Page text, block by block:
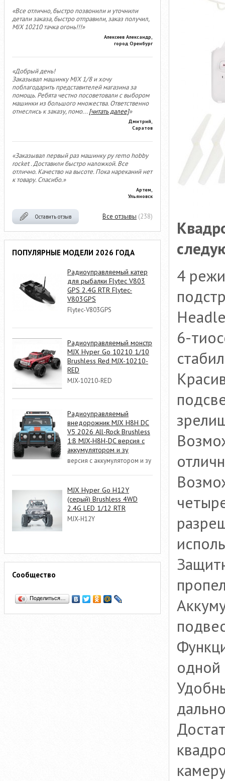
«Все отлично, быстро позвонили и уточнили
детали заказа, быстро отправили, заказ получил,
MJX 10210 тачка огонь!!!»
Алексеев Александр,
город Оренбург
«Добрый день!
Заказывал машинку MJX 1/8 и хочу
поблагодарить представителей магазина за
помощь. Ребята честно посоветовали с выбором
машинки из большого множества. Ответственно
отнеслись к заказу, помо...[читать далее]»
Дмитрий,
Саратов
«Заказывал первый раз машинку ру remo hobby
rocket . Доставили быстро наложкой. Все
отлично. Качество на высоте. Пока нареканий нет
к товару. Спасибо.»
Артем,
Ульяновск
Оставить отзыв Все отзывы (238)
ПОПУЛЯРНЫЕ МОДЕЛИ 2026 ГОДА
Радиоуправляемый катер
для рыбалки Flytec V803
GPS 2.4G RTR Flytec-
V803GPS
Flytec-V803GPS
Радиоуправляемый монстр
MJX Hyper Go 10210 1/10
Brushless Red MJX-10210-
RED
MJX-10210-RED
Радиоуправляемый
внедорожник MJX H8H DC
V5 2026 All-Rock Brushless
1:8 MJX-H8H-DC версия с
аккумулятором и зу
версия с аккумулятором и зу
MJX Hyper Go H12Y
(серый) Brushless 4WD
2.4G LED 1/12 RTR
MJX-H12Y
Сообщество
Поделиться…
4
6-
одной